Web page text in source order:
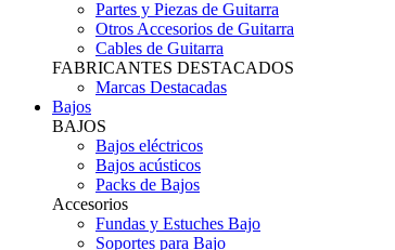
Partes y Piezas de Guitarra
Otros Accesorios de Guitarra
Cables de Guitarra
FABRICANTES DESTACADOS
Marcas Destacadas
Bajos
BAJOS
Bajos eléctricos
Bajos acústicos
Packs de Bajos
Accesorios
Fundas y Estuches Bajo
Soportes para Bajo